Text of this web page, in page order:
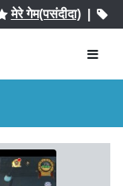
मेरे गेम(पसंदीदा)|